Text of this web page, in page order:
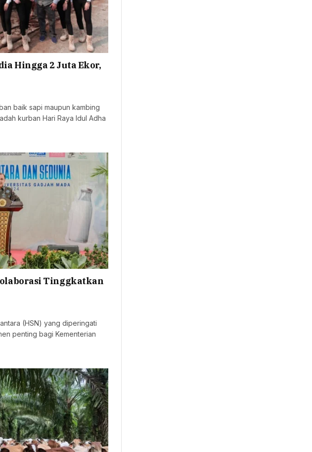
Hingga 2 Juta Ekor,
baik sapi maupun kambing
kurban Hari Raya Idul Adha
Tinggkatkan
(HSN) yang diperingati
penting bagi Kementerian